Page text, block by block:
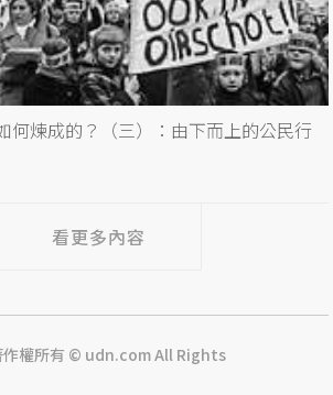
何煉成的？（三）：由下而上的公民行
看更多內容
作權所有 © udn.com All Rights